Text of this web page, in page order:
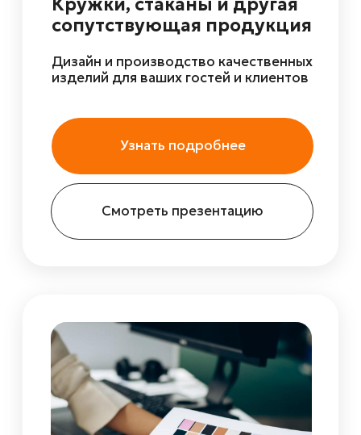
вашего мероприятия или бизнеса:
визитки, блокноты, листовки,
буклеты, сертификаты, приглашения,
наклейки и многое другое
Узнать подробнее